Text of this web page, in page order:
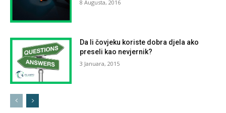
8 Augusta, 2016
Da li čovjeku koriste dobra djela ako
preseli kao nevjernik?
3 Januara, 2015